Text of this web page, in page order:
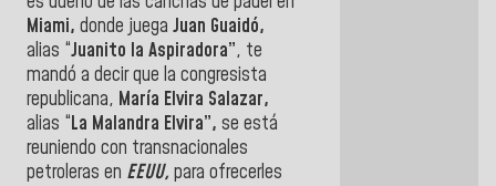
Miami, donde juega Juan Guaidó,
alias “Juanito la Aspiradora”, te
mandó a decir que la congresista
republicana, María Elvira Salazar,
alias “La Malandra Elvira”, se está
reuniendo con transnacionales
petroleras en EEUU, para ofrecerles